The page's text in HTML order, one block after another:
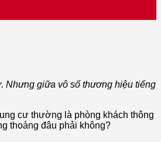
Nhưng giữa vô số thương hiệu tiếng
cư thường là phòng khách thông
thoảng đâu phải không?